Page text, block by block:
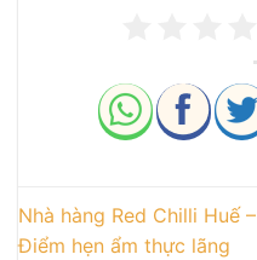
Nhà hàng Red Chilli Huế –
Điểm hẹn ẩm thực lãng